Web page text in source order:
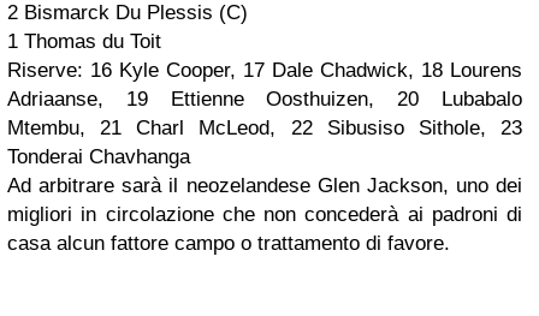
2 Bismarck Du Plessis (C)
1 Thomas du Toit
Riserve: 16 Kyle Cooper, 17 Dale Chadwick, 18 Lourens
Adriaanse, 19 Ettienne Oosthuizen, 20 Lubabalo
Mtembu, 21 Charl McLeod, 22 Sibusiso Sithole, 23
Tonderai Chavhanga
Ad arbitrare sarà il neozelandese Glen Jackson, uno dei
migliori in circolazione che non concederà ai padroni di
casa alcun fattore campo o trattamento di favore.